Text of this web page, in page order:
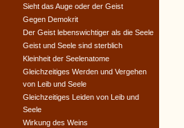
Sieht das Auge oder der Geist
Gegen Demokrit
Der Geist lebenswichtiger als die Seele
Geist und Seele sind sterblich
Kleinheit der Seelenatome
Gleichzeitiges Werden und Vergehen
von Leib und Seele
Gleichzeitiges Leiden von Leib und
Seele
Wirkung des Weins